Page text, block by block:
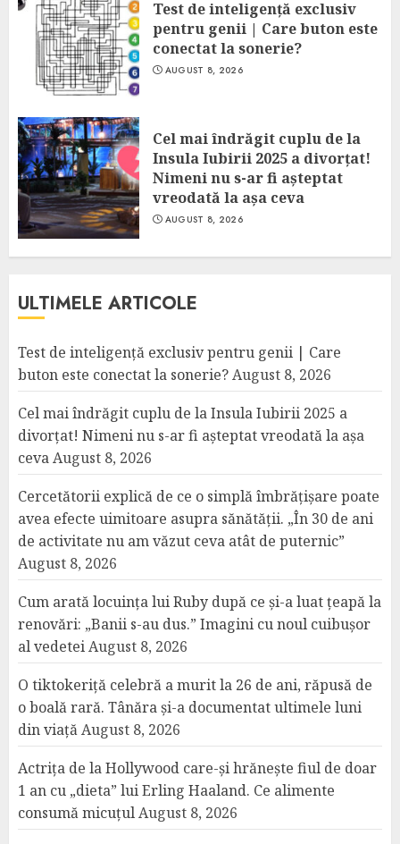
Test de inteligență exclusiv
pentru genii | Care buton este
conectat la sonerie?
AUGUST 8, 2026
Cel mai îndrăgit cuplu de la
Insula Iubirii 2025 a divorțat!
Nimeni nu s-ar fi așteptat
vreodată la așa ceva
AUGUST 8, 2026
ULTIMELE ARTICOLE
Test de inteligență exclusiv pentru genii | Care
buton este conectat la sonerie?August 8, 2026
Cel mai îndrăgit cuplu de la Insula Iubirii 2025 a
divorțat! Nimeni nu s-ar fi așteptat vreodată la așa
cevaAugust 8, 2026
Cercetătorii explică de ce o simplă îmbrățișare poate
avea efecte uimitoare asupra sănătății. „În 30 de ani
de activitate nu am văzut ceva atât de puternic”
August 8, 2026
Cum arată locuința lui Ruby după ce și-a luat țeapă la
renovări: „Banii s-au dus.” Imagini cu noul cuibușor
al vedeteiAugust 8, 2026
O tiktokeriță celebră a murit la 26 de ani, răpusă de
o boală rară. Tânăra și-a documentat ultimele luni
din viațăAugust 8, 2026
Actrița de la Hollywood care-și hrănește fiul de doar
1 an cu „dieta” lui Erling Haaland. Ce alimente
consumă micuțulAugust 8, 2026